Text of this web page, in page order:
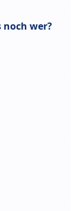
noch wer?